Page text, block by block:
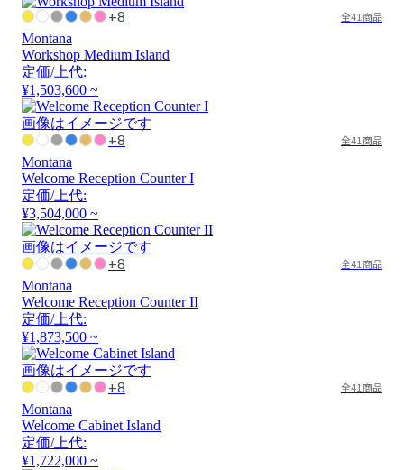
+8 全41商品
Montana
Workshop Medium Island
定価/上代:
¥1,503,600 ~
画像はイメージです
+8 全41商品
Montana
Welcome Reception Counter I
定価/上代:
¥3,504,000 ~
画像はイメージです
+8 全41商品
Montana
Welcome Reception Counter II
定価/上代:
¥1,873,500 ~
画像はイメージです
+8 全41商品
Montana
Welcome Cabinet Island
定価/上代:
¥1,722,000 ~